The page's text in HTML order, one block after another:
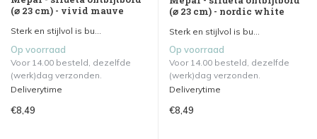
(⌀ 23 cm) - vivid mauve
Sterk en stijlvol is bu...
Op voorraad
Voor 14.00 besteld, dezelfde
(werk)dag verzonden.
Deliverytime
€8,49
(⌀ 23 cm) - nordic white
Sterk en stijlvol is bu...
Op voorraad
Voor 14.00 besteld, dezelfde
(werk)dag verzonden.
Deliverytime
€8,49